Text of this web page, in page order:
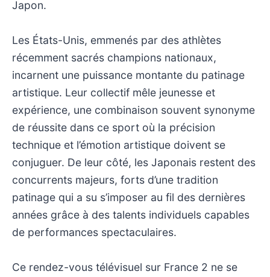
Japon.
Les États-Unis, emmenés par des athlètes
récemment sacrés champions nationaux,
incarnent une puissance montante du patinage
artistique. Leur collectif mêle jeunesse et
expérience, une combinaison souvent synonyme
de réussite dans ce sport où la précision
technique et l’émotion artistique doivent se
conjuguer. De leur côté, les Japonais restent des
concurrents majeurs, forts d’une tradition
patinage qui a su s’imposer au fil des dernières
années grâce à des talents individuels capables
de performances spectaculaires.
Ce rendez-vous télévisuel sur France 2 ne se